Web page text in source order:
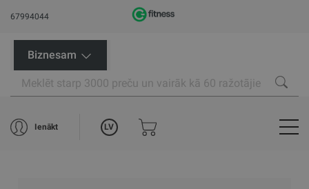
67994044
Biznesam
Ienākt LV